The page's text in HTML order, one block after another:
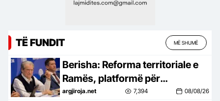
TË FUNDIT MË SHUMË
Berisha: Reforma territoriale e
Ramës, platformë për
shpopullimin e Shqipërisë
argjiroja.net 7,394 08/08/26